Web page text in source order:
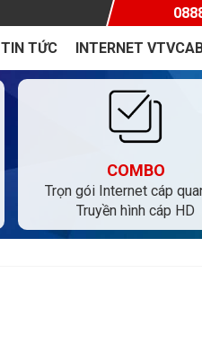
TIN TỨC INTERNET
COMBO
Trọn gói Internet cáp
Truyền hình cáp HD